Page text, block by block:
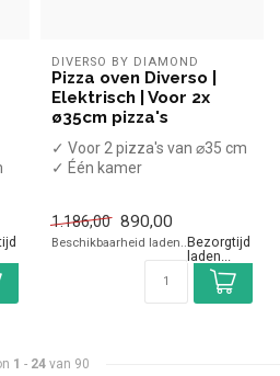
DIVERSO BY DIAMOND
Pizza oven Diverso |
Elektrisch | Voor 2x
ø35cm pizza's
✓ Voor 2 pizza's van ⌀35 cm
✓ 5 kW
✓ 400 Volt
1.186,00 890,00
Beschikbaarheid laden..